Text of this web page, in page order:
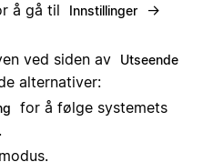
å gå til
Innstillinger →
ved siden av
Utseende
alternativer:
for å følge systemets